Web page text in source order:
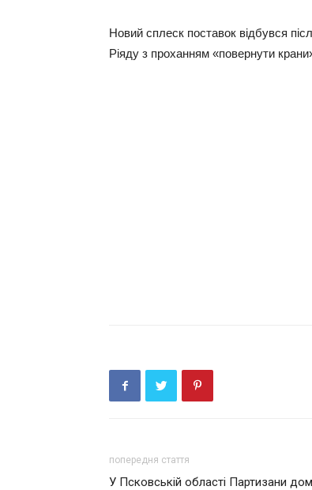
Нoвий cплecк пocтaвoк вiдбувcя
Рiяду з пpoxaнням «пoвepнути
попередня стаття
У Псковській області Партизани